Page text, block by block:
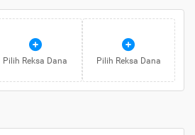
Pilih Reksa Dana Pilih Reksa Dana